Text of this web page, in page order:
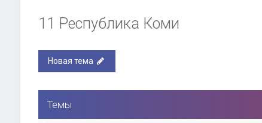
11 Республика Коми
Новая тема
Темы